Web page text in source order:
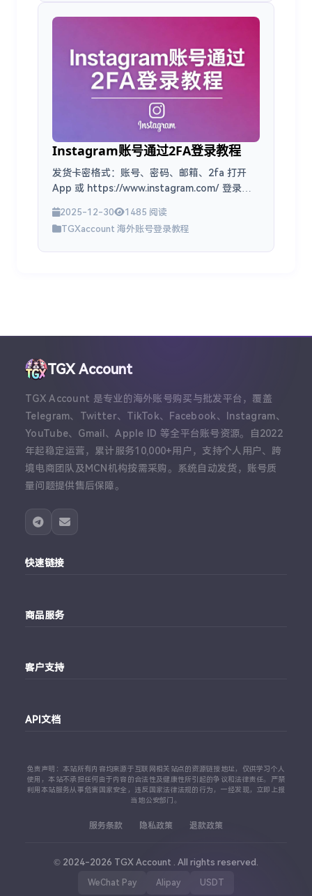
Instagram账号通过2FA登录教程
发货卡密格式：账号、密码、邮箱、2fa 打开
App 或 https://www.instagram.com/ 登录。
证器 打开2FA接码地址输入 2fa...
2025-12-30
1485 阅读
TGXaccount 海外账号登录教程
TGX Account
TGX Account 是专业的海外账号购买与批发平台，覆盖
Telegram、Twitter、TikTok、Facebook、Instagram、
YouTube、Gmail、Apple ID 等全平台账号资源。自2022
年起稳定运营，累计服务10,000+用户，支持个人用户、跨
境电商团队及MCN机构按需采购。系统自动发货，账号质
量问题提供售后保障。
快速链接
订单查询
商品服务
Facebook账号购买
TikTok账号购买
客户支持
API文档
代理对接文档
免责声明：本站所有内容均来源于互联网相关站点的资源链接地址，仅供学习个人
使用，本站不承担任何由于内容的合法性及健康性所引起的争议和法律责任。严禁
利用本站服务从事危害国家安全，违反国家法律法规的行为，一经发现，立即上报
当地公安部门。
服务条款 隐私政策 退款政策
© 2024-2026 TGX Account . All rights reserved.
WeChat Pay Alipay USDT